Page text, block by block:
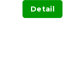
Detail